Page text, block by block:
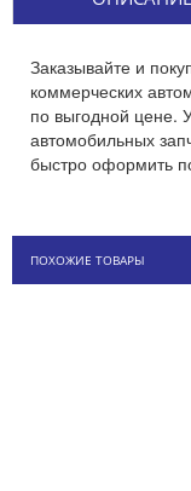
Заказывайте и
коммерческих
по выгодной цене.
автомобильных
быстро оформить
ПОХОЖИЕ ТОВАРЫ